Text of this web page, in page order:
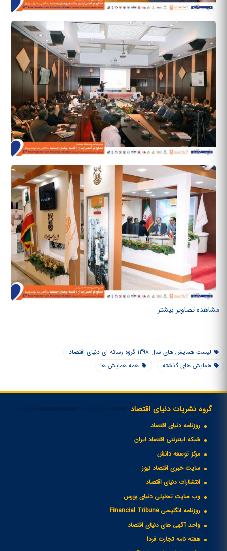
مشاهده تصاویر بیشتر
لیست همایش های سال 1398 گروه رسانه ای دنیای اقتصاد
همایش های گذشته
همه همایش ها
گروه نشریات دنیای اقتصاد
روزنامه دنیای اقتصاد
شبکه اینترنتی اقتصاد ایران
مرکز توسعه دانش
سایت خبری اقتصاد نیوز
انتشارات دنیای اقتصاد
وب سایت تحلیلی دنیای بورس
روزنامه انگلیسی Financial Tribune
واحد آگهی های دنیای اقتصاد
هفته نامه تجارت فردا